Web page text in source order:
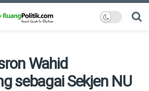
Wahid
sebagai Sekjen NU